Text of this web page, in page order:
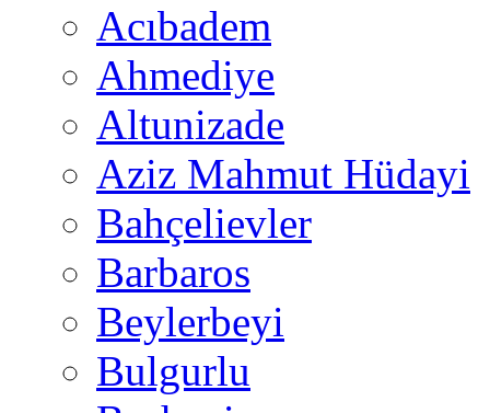
Acıbadem
Ahmediye
Altunizade
Aziz Mahmut Hüdayi
Bahçelievler
Barbaros
Beylerbeyi
Bulgurlu